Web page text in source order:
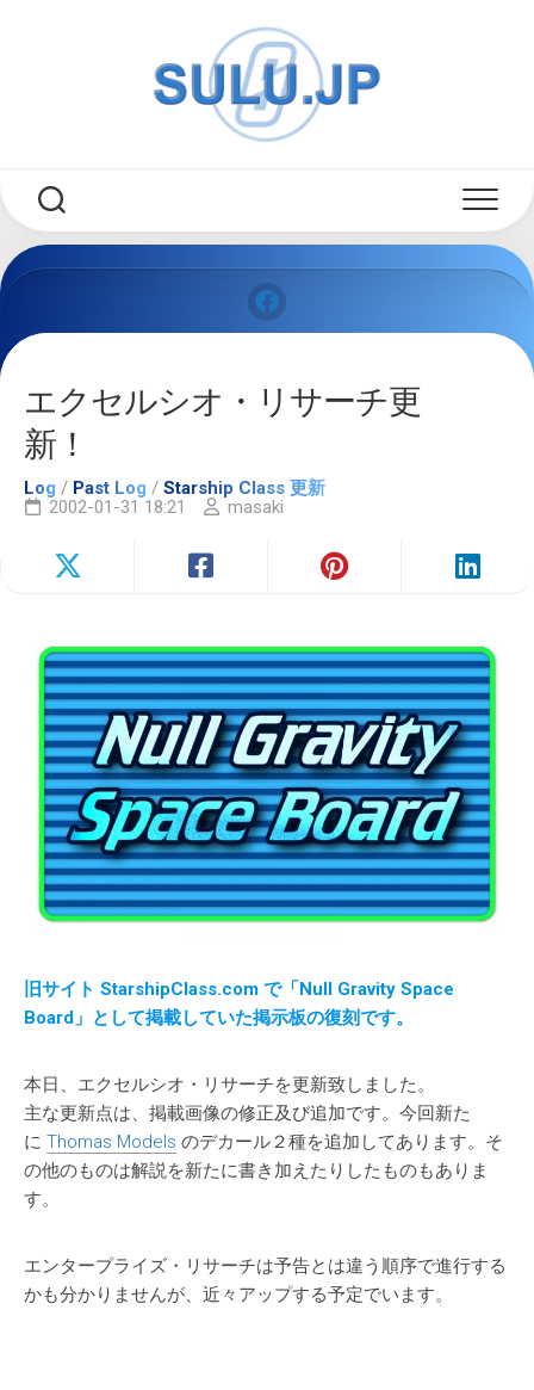
エクセルシオ・リサーチ更
新！
Log / Past Log / Starship Class 更新
2002-01-31 18:21
masaki
旧サイト StarshipClass.com で「Null Gravity Space
Board」として掲載していた掲示板の復刻です。
本日、エクセルシオ・リサーチを更新致しました。
主な更新点は、掲載画像の修正及び追加です。今回新た
に Thomas Models のデカール２種を追加してあります。そ
の他のものは解説を新たに書き加えたりしたものもありま
す。
エンタープライズ・リサーチは予告とは違う順序で進行する
かも分かりませんが、近々アップする予定でいます。